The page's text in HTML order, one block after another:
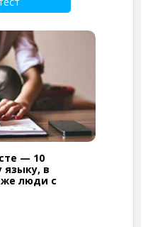
— 10
языку, в
люди с